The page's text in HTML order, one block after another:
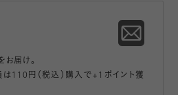
届け。
は110円（税込）購入で+1ポイント獲